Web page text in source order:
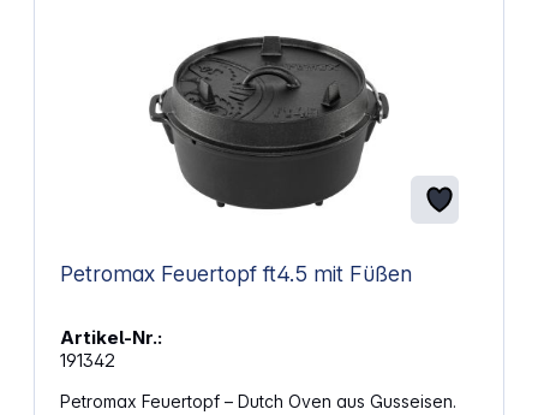
Kältebeständig bis -20 °C Material: Gusseisen
Innenbeschichtung: Emaille Beschichtung: Schwarz
Gewicht: 6,9 kg
Petromax Feuertopf ft4.5 mit Füßen
Artikel-Nr.:
191342
Petromax Feuertopf – Dutch Oven aus Gusseisen.